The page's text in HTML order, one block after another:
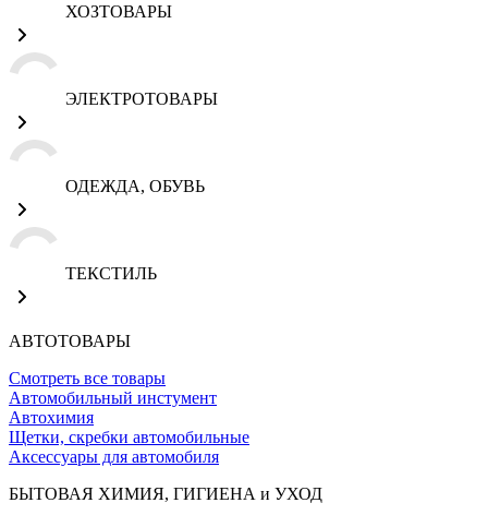
ХОЗТОВАРЫ
ЭЛЕКТРОТОВАРЫ
ОДЕЖДА, ОБУВЬ
ТЕКСТИЛЬ
АВТОТОВАРЫ
Смотреть все товары
Автомобильный инстумент
Автохимия
Щетки, скребки автомобильные
Аксессуары для автомобиля
БЫТОВАЯ ХИМИЯ, ГИГИЕНА и УХОД